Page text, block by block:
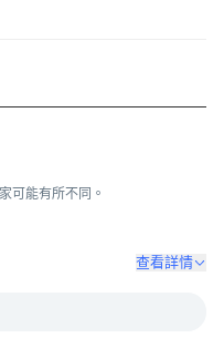
可能有所不同。
查看詳情